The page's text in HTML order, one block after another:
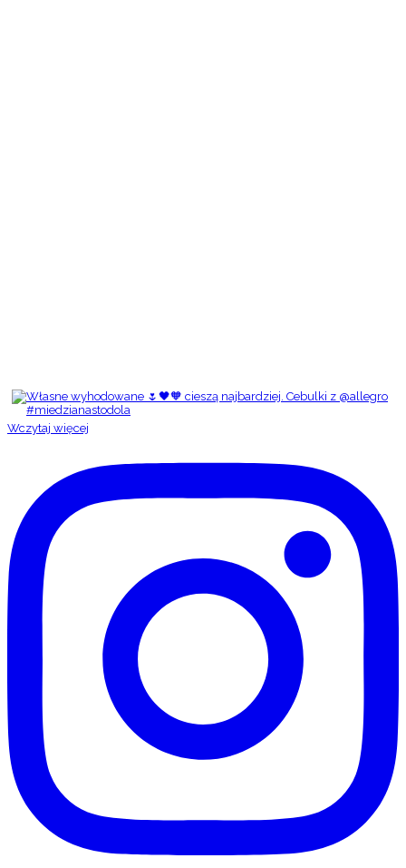
Wczytaj więcej